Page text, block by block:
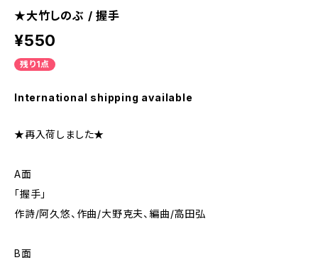
★大竹しのぶ / 握手
¥550
残り1点
International shipping available
★再入荷しました★
A面
「握手」
作詩/阿久悠、作曲/大野克夫、編曲/高田弘
B面